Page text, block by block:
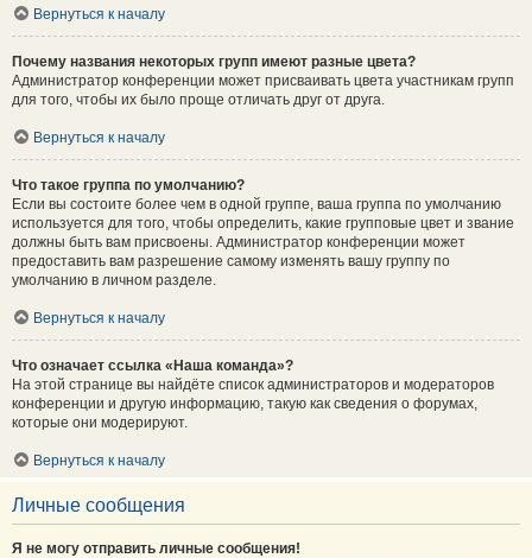
Вернуться к началу
Почему названия некоторых групп имеют разные цвета?
Администратор конференции может присваивать цвета участникам групп
для того, чтобы их было проще отличать друг от друга.
Вернуться к началу
Что такое группа по умолчанию?
Если вы состоите более чем в одной группе, ваша группа по умолчанию
используется для того, чтобы определить, какие групповые цвет и звание
должны быть вам присвоены. Администратор конференции может
предоставить вам разрешение самому изменять вашу группу по
умолчанию в личном разделе.
Вернуться к началу
Что означает ссылка «Наша команда»?
На этой странице вы найдёте список администраторов и модераторов
конференции и другую информацию, такую как сведения о форумах,
которые они модерируют.
Вернуться к началу
Личные сообщения
Я не могу отправить личные сообщения!